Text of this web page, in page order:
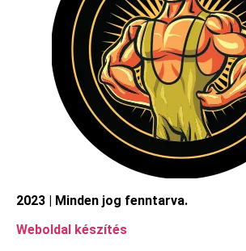
2023 | Minden jog fenntarva.
Weboldal készítés